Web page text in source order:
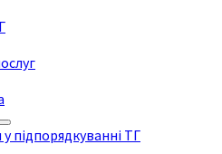
підпорядкуванні ТГ